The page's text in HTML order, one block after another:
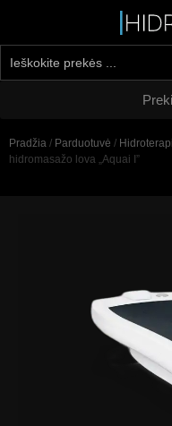
Pradžia / Parduotuvė /
hidromasažo lova „Aquai I”